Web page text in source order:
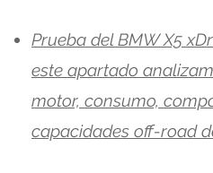
Prueba del BMW X5
este apartado
motor, consumo,
capacidades off-road